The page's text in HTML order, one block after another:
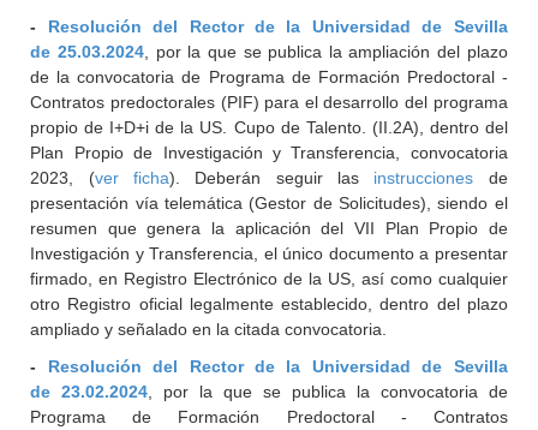
- Resolución del Rector de la Universidad de Sevilla
de 25.03.2024, por la que se publica la ampliación del plazo
de la convocatoria de Programa de Formación Predoctoral -
Contratos predoctorales (PIF) para el desarrollo del programa
propio de I+D+i de la US. Cupo de Talento. (II.2A), dentro del
Plan Propio de Investigación y Transferencia, convocatoria
2023, (ver ficha). Deberán seguir las instrucciones de
presentación vía telemática (Gestor de Solicitudes), siendo el
resumen que genera la aplicación del VII Plan Propio de
Investigación y Transferencia, el único documento a presentar
firmado, en Registro Electrónico de la US, así como cualquier
otro Registro oficial legalmente establecido, dentro del plazo
ampliado y señalado en la citada convocatoria.
- Resolución del Rector de la Universidad de Sevilla
de 23.02.2024 , por la que se publica la convocatoria de
Programa de Formación Predoctoral - Contratos